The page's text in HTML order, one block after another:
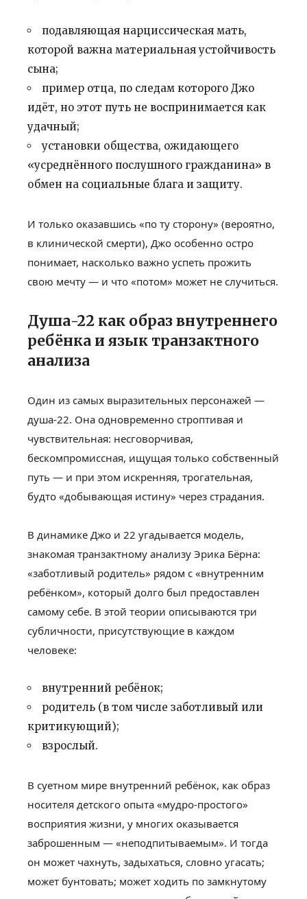
подавляющая нарциссическая мать,
которой важна материальная устойчивость
сына;
пример отца, по следам которого Джо
идёт, но этот путь не воспринимается как
удачный;
установки общества, ожидающего
«усреднённого послушного гражданина» в
обмен на социальные блага и защиту.
И только оказавшись «по ту сторону» (вероятно,
в клинической смерти), Джо особенно остро
понимает, насколько важно успеть прожить
свою мечту — и что «потом» может не случиться.
Душа-22 как образ внутреннего
ребёнка и язык транзактного
анализа
Один из самых выразительных персонажей —
душа-22. Она одновременно строптивая и
чувствительная: несговорчивая,
бескомпромиссная, ищущая только собственный
путь — и при этом искренняя, трогательная,
будто «добывающая истину» через страдания.
В динамике Джо и 22 угадывается модель,
знакомая транзактному анализу Эрика Бёрна:
«заботливый родитель» рядом с «внутренним
ребёнком», который долго был предоставлен
самому себе. В этой теории описываются три
субличности, присутствующие в каждом
человеке:
внутренний ребёнок;
родитель (в том числе заботливый или
критикующий);
взрослый.
В суетном мире внутренний ребёнок, как образ
носителя детского опыта «мудро-простого»
восприятия жизни, у многих оказывается
заброшенным — «неподпитываемым». И тогда
он может чахнуть, задыхаться, словно угасать;
может бунтовать; может ходить по замкнутому